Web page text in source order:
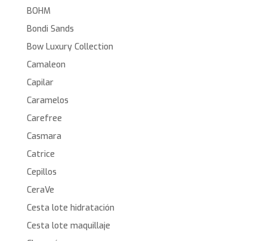
BOHM
Bondi Sands
Bow Luxury Collection
Camaleon
Capilar
Caramelos
Carefree
Casmara
Catrice
Cepillos
CeraVe
Cesta lote hidratación
Cesta lote maquillaje